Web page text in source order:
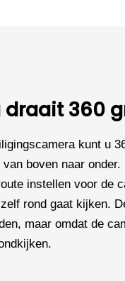
draait 360
kunt u
boven naar
instellen voor de
rond gaat kijken.
maar omdat de